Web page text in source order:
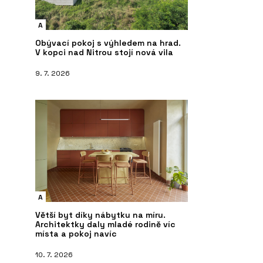
A
Obývací pokoj s výhledem na hrad.
V kopci nad Nitrou stojí nová vila
9. 7. 2026
A
Větší byt díky nábytku na míru.
Architektky daly mladé rodině víc
místa a pokoj navíc
10. 7. 2026